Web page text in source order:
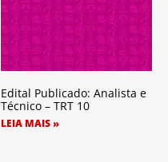
Edital Publicado: Analista e
Técnico – TRT 10
LEIA MAIS »